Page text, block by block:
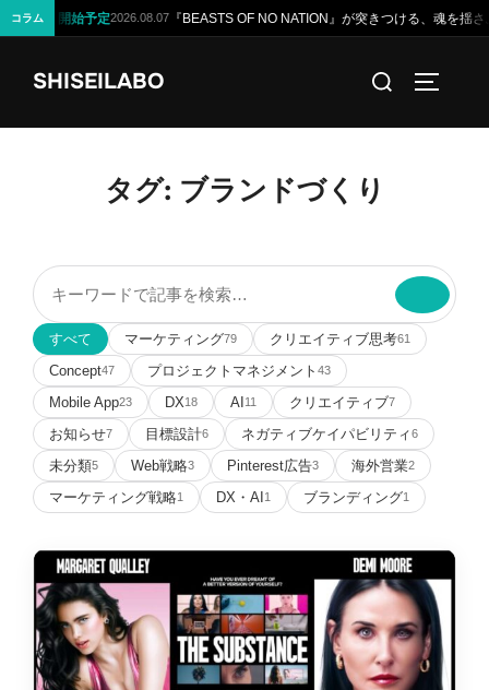
コラム『BEASTS OF NO NATION』が突きつける、魂を揺さぶる3つの衝撃的な真
SHISEILABO
検
対
タグ: ブランドづくり
記
事
を
検
索
すべて マーケティング79 クリエイティブ思考61
Concept47 プロジェクトマネジメント 43
Mobile App23 DX18 AI 11 クリエイティブ7
お知らせ7 目標設計6 ネガティブケイパビリティ6
未分類5 Web戦略3 Pinterest広告3 海外営業2
マーケティング戦略1 DX・AI 1 ブランディング1